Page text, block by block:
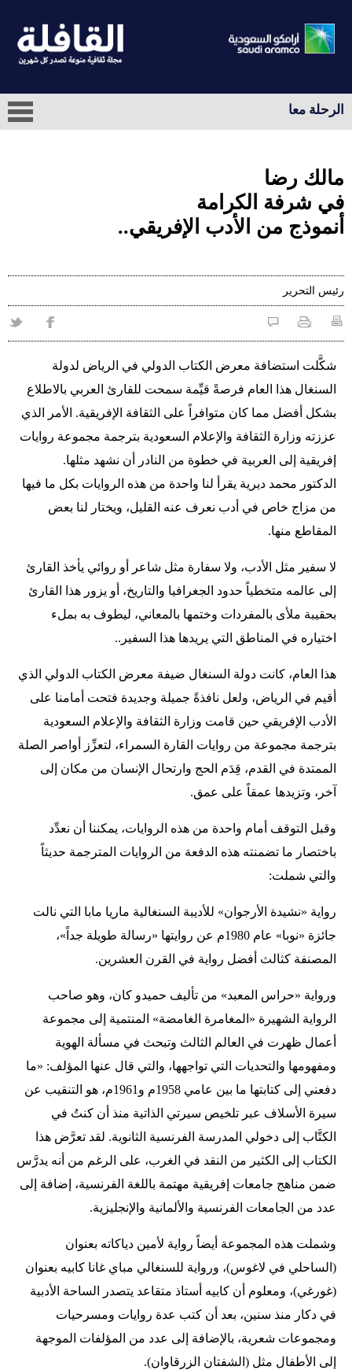
الرحلة معا
مالك رضا
في شرفة الكرامة
أنموذج من الأدب الإفريقي..
رئيس التحرير
شكَّلت استضافة معرض الكتاب الدولي في الرياض لدولة
السنغال هذا العام فرصةً قيِّمة سمحت للقارئ العربي بالاطلاع
بشكل أفضل مما كان متوافراً على الثقافة الإفريقية. الأمر الذي
عززته وزارة الثقافة والإعلام السعودية بترجمة مجموعة روايات
إفريقية إلى العربية في خطوة من النادر أن نشهد مثلها.
الدكتور محمد ديرية يقرأ لنا واحدة من هذه الروايات بكل ما فيها
من مزاج خاص في أدب نعرف عنه القليل، ويختار لنا بعض
المقاطع منها.
لا سفير مثل الأدب، ولا سفارة مثل شاعر أو روائي يأخذ القارئ
إلى عالمه متخطياً حدود الجغرافيا والتاريخ، أو يزور هذا القارئ
بحقيبة ملأى بالمفردات وختمها بالمعاني، ليطوف به بملء
اختياره في المناطق التي يريدها هذا السفير..
هذا العام، كانت دولة السنغال ضيفة معرض الكتاب الدولي الذي
أقيم في الرياض، ولعل نافذةً جميلة وجديدة فتحت أمامنا على
الأدب الإفريقي حين قامت وزارة الثقافة والإعلام السعودية
بترجمة مجموعة من روايات القارة السمراء، لتعزِّز أواصر الصلة
الممتدة في القدم، قِدَم الحج وارتحال الإنسان من مكان إلى
آخر، وتزيدها عمقاً على عمق.
وقبل التوقف أمام واحدة من هذه الروايات، يمكننا أن نعدِّد
باختصار ما تضمنته هذه الدفعة من الروايات المترجمة حديثاً
والتي شملت:
رواية «نشيدة الأرجوان» للأديبة السنغالية ماريا مابا التي نالت
جائزة «نوبا» عام 1980م عن روايتها «رسالة طويلة جداً»،
المصنفة كثالث أفضل رواية في القرن العشرين.
ورواية «حراس المعبد» من تأليف حميدو كان، وهو صاحب
الرواية الشهيرة «المغامرة الغامضة» المنتمية إلى مجموعة
أعمال ظهرت في العالم الثالث وتبحث في مسألة الهوية
ومفهومها والتحديات التي تواجهها، والتي قال عنها المؤلف: «ما
دفعني إلى كتابتها ما بين عامي 1958م و1961م، هو التنقيب عن
سيرة الأسلاف عبر تلخيص سيرتي الذاتية منذ أن كنتُ في
الكتَّاب إلى دخولي المدرسة الفرنسية الثانوية. لقد تعرَّض هذا
الكتاب إلى الكثير من النقد في الغرب، على الرغم من أنه يدرَّس
ضمن مناهج جامعات إفريقية مهتمة باللغة الفرنسية، إضافة إلى
عدد من الجامعات الفرنسية والألمانية والإنجليزية.
وشملت هذه المجموعة أيضاً رواية لأمين دياكاته بعنوان
(الساحلي في لاغوس)، ورواية للسنغالي مباي غانا كابيه بعنوان
(غورغي)، ومعلوم أن كابيه أستاذ متقاعد يتصدر الساحة الأدبية
في دكار منذ سنين، بعد أن كتب عدة روايات ومسرحيات
ومجموعات شعرية، بالإضافة إلى عدد من المؤلفات الموجهة
إلى الأطفال مثل (الشفتان الزرقاوان).